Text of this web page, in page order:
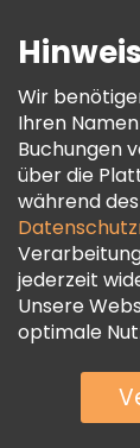
AGB Und
Cookie-
Freetour
Wir
Ihren
Buchungen
über die
während
jederzeit
Unsere
optimale